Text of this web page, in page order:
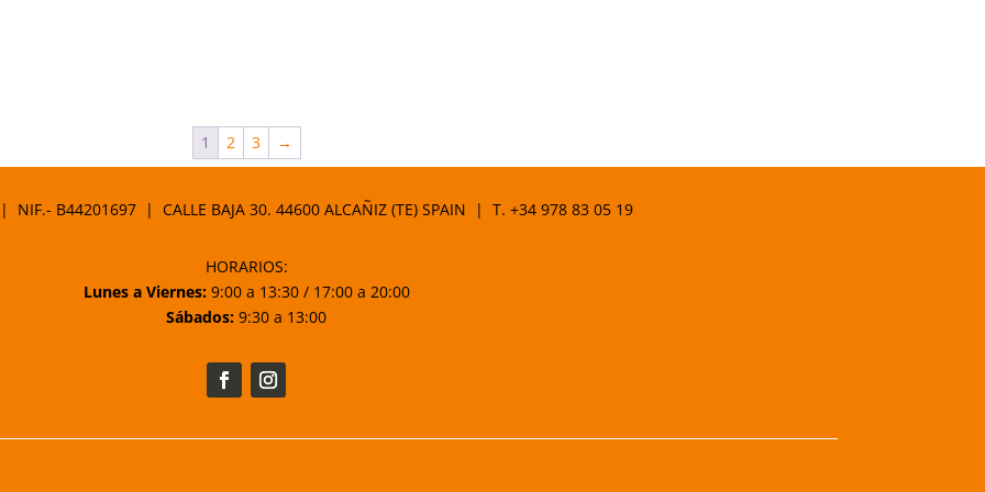
1 2 3 →
NIF.- B44201697 | CALLE BAJA 30. 44600 ALCAÑIZ (TE) SPAIN | T. +34 978 83 05 19
HORARIOS:
Lunes a Viernes:9:00 a 13:30 / 17:00 a 20:00
Sábados: 9:30 a 13:00